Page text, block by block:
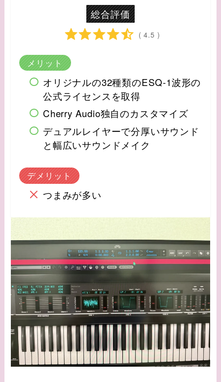
総合評価
( 4.5 )
メリット
オリジナルの32種類のESQ-1波形の
公式ライセンスを取得
Cherry Audio独自のカスタマイズ
デュアルレイヤーで分厚いサウンド
と幅広いサウンドメイク
デメリット
つまみが多い